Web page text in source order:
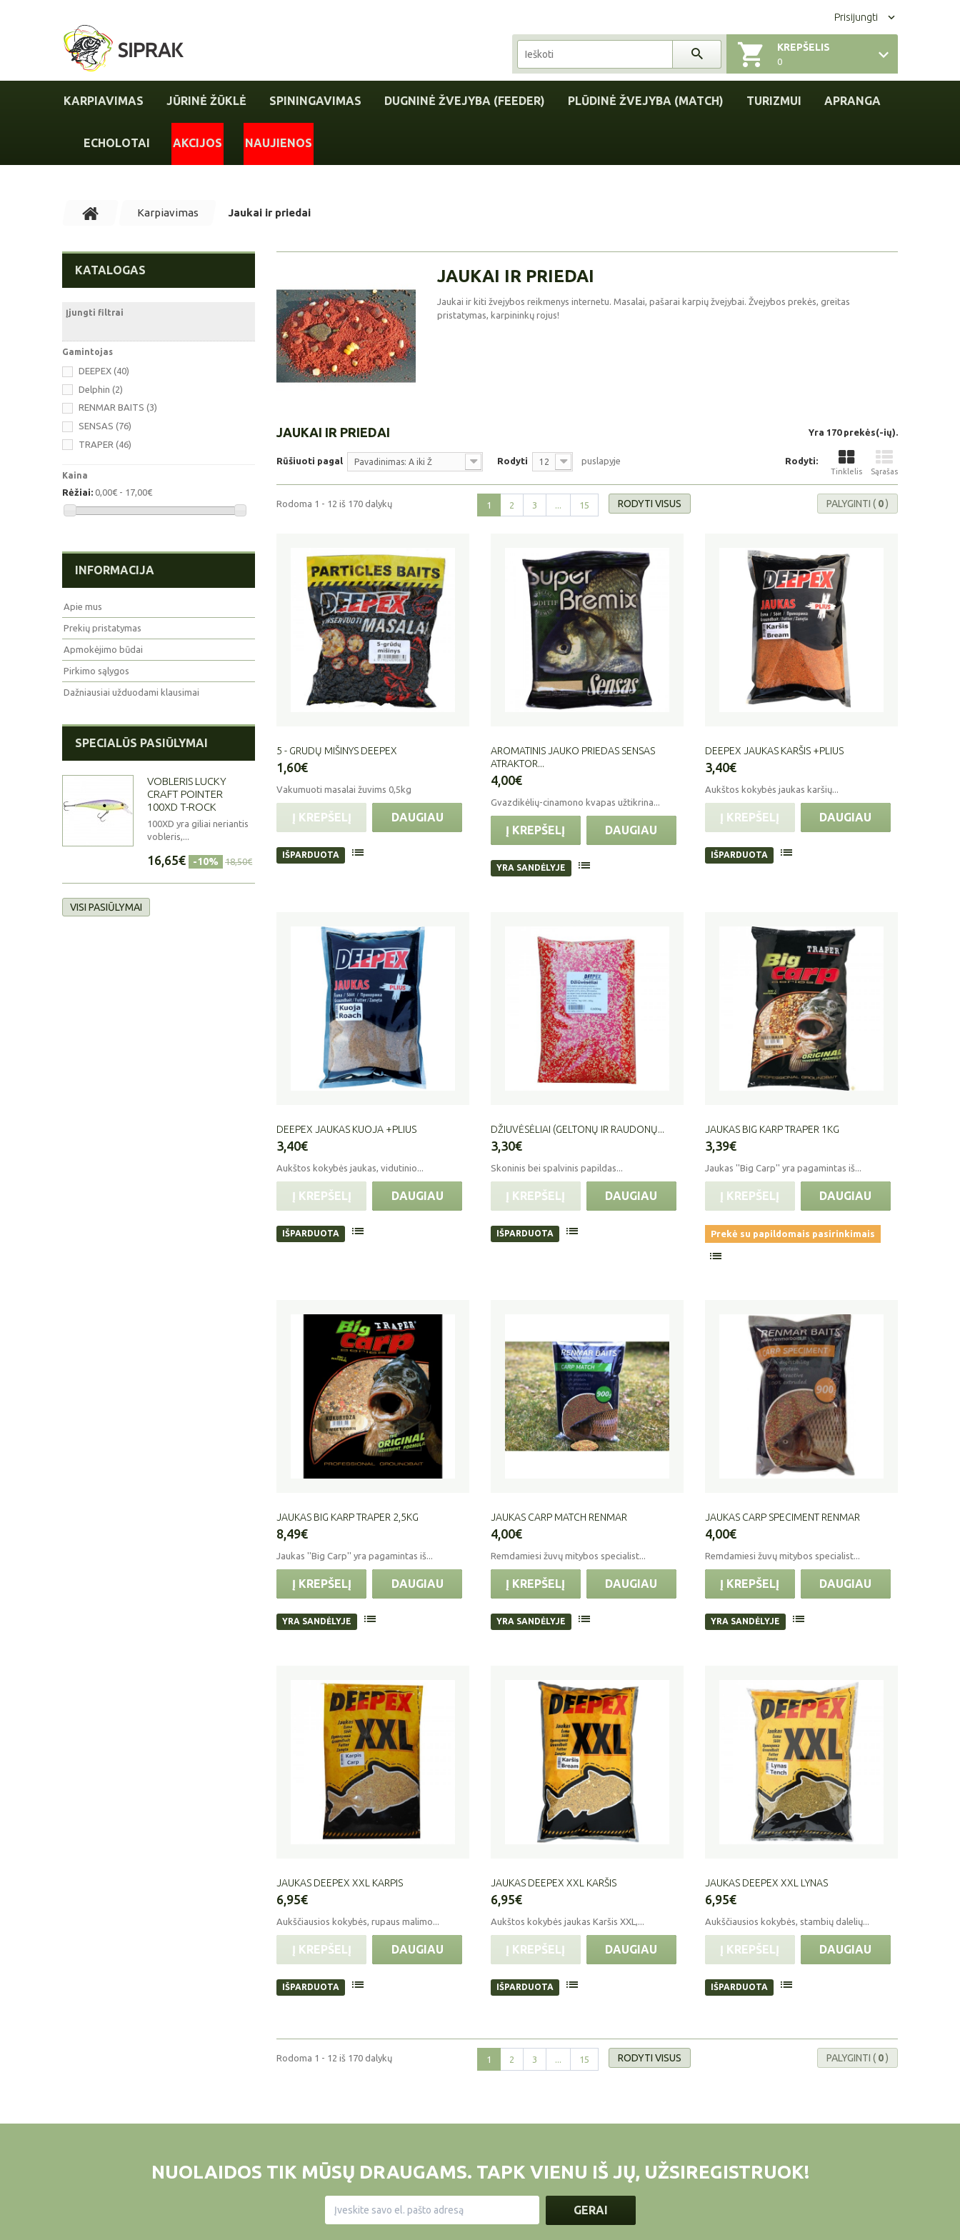
Prisijungti
KREPŠELIS
0
KARPIAVIMAS JŪRINĖ ŽŪKLĖ SPININGAVIMAS DUGNINĖ ŽVEJYBA (FEEDER) PLŪDINĖ ŽVEJYBA (MATCH) TURIZMUI APRANGA
ECHOLOTAI AKCIJOS NAUJIENOS
Karpiavimas Jaukai ir priedai
JAUKAI IR PRIEDAI
Jaukai ir kiti žvejybos reikmenys internetu. Masalai, pašarai karpių žvejybai. Žvejybos prekės, greitas
pristatymas, karpininkų rojus!
JAUKAI IR PRIEDAI Yra 170 prekės(-ių).
Rodyti:
Tinklelis Sąrašas
Rūšiuoti pagal Pavadinimas: A iki Ž Rodyti 12 puslapyje
PALYGINTI ( 0)
RODYTI VISUS
1 2 3 ... 15
Rodoma 1 - 12 iš 170 dalykų
5 - GRUDŲ MIŠINYS DEEPEX
1,60€
Vakumuoti masalai žuvims 0,5kg
Į KREPŠELĮ DAUGIAU
IŠPARDUOTA
AROMATINIS JAUKO PRIEDAS SENSAS
ATRAKTOR...
4,00€
Gvazdikėlių-cinamono kvapas užtikrina...
Į KREPŠELĮ DAUGIAU
YRA SANDĖLYJE
DEEPEX JAUKAS KARŠIS +PLIUS
3,40€
Aukštos kokybės jaukas karšių...
Į KREPŠELĮ DAUGIAU
IŠPARDUOTA
DEEPEX JAUKAS KUOJA +PLIUS
3,40€
Aukštos kokybės jaukas, vidutinio...
Į KREPŠELĮ DAUGIAU
IŠPARDUOTA
DŽIUVĖSĖLIAI (GELTONŲ IR RAUDONŲ...
3,30€
Skoninis bei spalvinis papildas...
Į KREPŠELĮ DAUGIAU
IŠPARDUOTA
JAUKAS BIG KARP TRAPER 1KG
3,39€
Jaukas ''Big Carp'' yra pagamintas iš...
Į KREPŠELĮ DAUGIAU
Prekė su papildomais pasirinkimais
JAUKAS BIG KARP TRAPER 2,5KG
8,49€
Jaukas ''Big Carp'' yra pagamintas iš...
Į KREPŠELĮ DAUGIAU
YRA SANDĖLYJE
JAUKAS CARP MATCH RENMAR
4,00€
Remdamiesi žuvų mitybos specialist...
Į KREPŠELĮ DAUGIAU
YRA SANDĖLYJE
JAUKAS CARP SPECIMENT RENMAR
4,00€
Remdamiesi žuvų mitybos specialist...
Į KREPŠELĮ DAUGIAU
YRA SANDĖLYJE
JAUKAS DEEPEX XXL KARPIS
6,95€
Aukščiausios kokybės, rupaus malimo...
Į KREPŠELĮ DAUGIAU
IŠPARDUOTA
JAUKAS DEEPEX XXL KARŠIS
6,95€
Aukštos kokybės jaukas Karšis XXL,...
Į KREPŠELĮ DAUGIAU
IŠPARDUOTA
JAUKAS DEEPEX XXL LYNAS
6,95€
Aukščiausios kokybės, stambių dalelių...
Į KREPŠELĮ DAUGIAU
IŠPARDUOTA
PALYGINTI ( 0)
RODYTI VISUS
1 2 3 ... 15
Rodoma 1 - 12 iš 170 dalykų
KATALOGAS
Įjungti filtrai
Gamintojas
DEEPEX (40)
Delphin (2)
RENMAR BAITS (3)
SENSAS (76)
TRAPER (46)
Kaina
Rėžiai: 0,00€ - 17,00€
INFORMACIJA
Apie mus
Prekių pristatymas
Apmokėjimo būdai
Pirkimo sąlygos
Dažniausiai užduodami klausimai
SPECIALŪS PASIŪLYMAI
VOBLERIS LUCKY
CRAFT POINTER
100XD T-ROCK
100XD yra giliai neriantis
vobleris,...
16,65€ -10% 18,50€
VISI PASIŪLYMAI
NUOLAIDOS TIK MŪSŲ DRAUGAMS. TAPK VIENU IŠ JŲ, UŽSIREGISTRUOK!
GERAI